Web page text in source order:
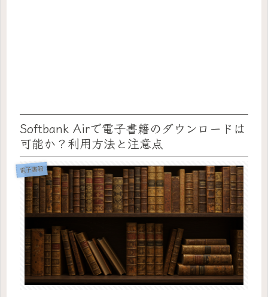
Softbank Airで電子書籍のダウンロードは
可能か？利用方法と注意点
電子書籍